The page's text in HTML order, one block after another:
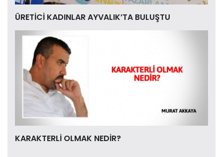
ÜRETİCİ KADINLAR AYVALIK’TA BULUŞTU
KARAKTERLİ OLMAK NEDİR?